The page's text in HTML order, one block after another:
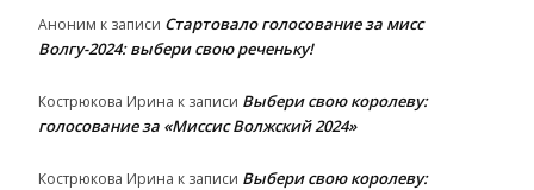
Аноним к записи Стартовало голосование за мисс
Волгу-2024: выбери свою реченьку!
Кострюкова Ирина к записи Выбери свою королеву:
голосование за «Миссис Волжский 2024»
Кострюкова Ирина к записи Выбери свою королеву: